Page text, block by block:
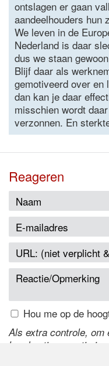
ontslagen er gaan
aandeelhouders hun
We leven in de
Nederland is daar
dus we staan
Blijf daar als
gemotiveerd over en
dan kan je daar
misschien wordt
verzonnen. En
Reageren
Hou me op de
Als extra controle, om
handmatige reactie is,